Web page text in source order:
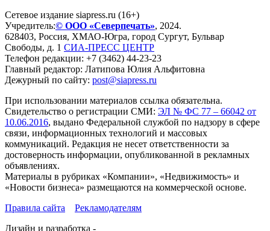
Сетевое издание siapress.ru (16+)
Учредитель:© ООО «Северпечать», 2024.
628403, Россия, ХМАО-Югра, город Сургут, Бульвар
Свободы, д. 1 СИА-ПРЕСС ЦЕНТР
Телефон редакции: +7 (3462) 44-23-23
Главный редактор: Латипова Юлия Альфитовна
Дежурный по сайту: post@siapress.ru
При использовании материалов ссылка обязательна.
Свидетельство о регистрации СМИ: ЭЛ № ФС 77 – 66042 от
10.06.2016, выдано Федеральной службой по надзору в сфере
связи, информационных технологий и массовых
коммуникаций. Редакция не несет ответственности за
достоверность информации, опубликованной в рекламных
объявлениях.
Материалы в рубриках «Компании», «Недвижимость» и
«Новости бизнеса» размещаются на коммерческой основе.
Правила сайта
Рекламодателям
Дизайн и разработка -